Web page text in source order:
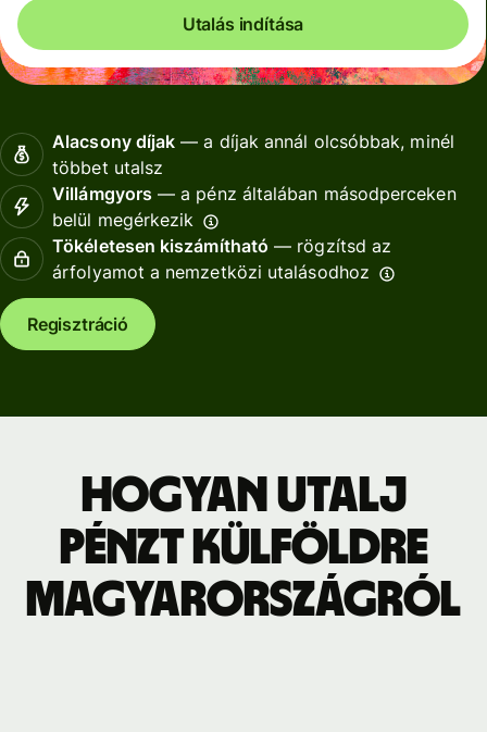
Utalás indítása
Alacsony díjak — a díjak annál olcsóbbak, minél
többet utalsz
Villámgyors — a pénz általában másodperceken
belül megérkezik
Tökéletesen kiszámítható — rögzítsd az
árfolyamot a nemzetközi utalásodhoz
Regisztráció
Hogyan utalj
pénzt külföldre
Magyarországról